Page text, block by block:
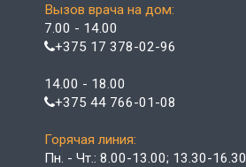
Вызов врача на дом:
7.00 - 14.00
+375 17 378-02-96
14.00 - 18.00
+375 44 766-01-08
Горячая линия:
Пн. - Чт.: 8.00-13.00; 13.30-16.30